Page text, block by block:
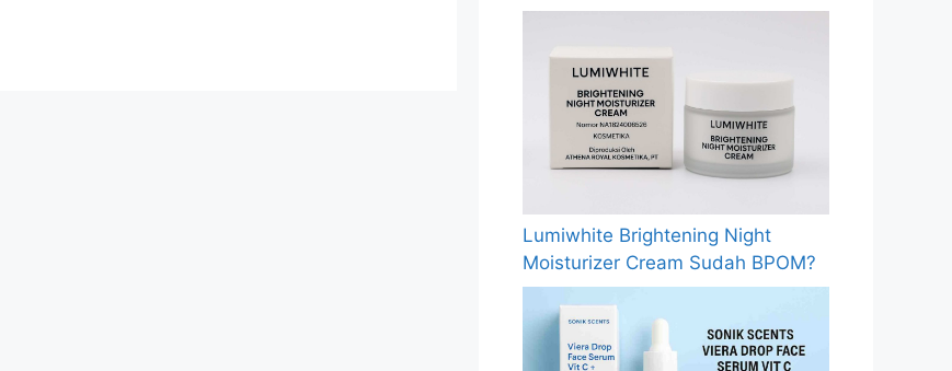
Lumiwhite Brightening Night
Moisturizer Cream Sudah BPOM?